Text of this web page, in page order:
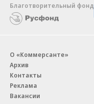
Благотворительный фонд
О «Коммерсанте»
Архив
Контакты
Реклама
Вакансии